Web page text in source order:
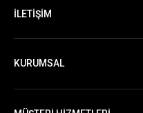
İLETİŞİM
KURUMSAL